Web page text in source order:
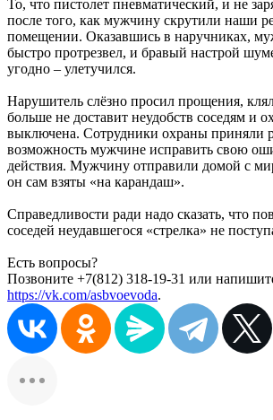
То, что пистолет пневматический, и не
после того, как мужчину скрутили наши
помещении. Оказавшись в наручниках,
быстро протрезвел, и бравый настрой
угодно – улетучился.
Нарушитель слёзно просил прощения,
больше не доставит неудобств соседям и
выключена. Сотрудники охраны приняли
возможность мужчине исправить свою
действия. Мужчину отправили домой с
он сам взяты «на карандаш».
Справедливости ради надо сказать, что
соседей неудавшегося «стрелка» не
Есть вопросы?
Позвоните +7(812) 318-19-31 или
https://vk.com/asbvoevoda.